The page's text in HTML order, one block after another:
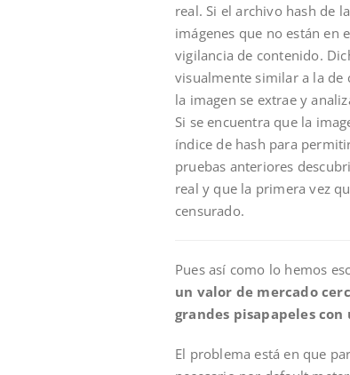
real. Si el archivo hash de
imágenes que no están en
vigilancia de contenido.
visualmente similar a la de
la imagen se extrae y
Si se encuentra que la
índice de hash para
pruebas anteriores
real y que la primera vez
censurado.
Pues así como lo hemos
un valor de mercado
grandes pisapapeles
El problema está en que